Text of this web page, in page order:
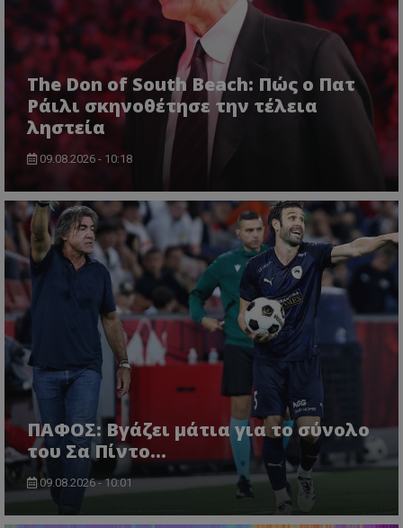
The Don of South Beach: Πώς ο Πατ
Ράιλι σκηνοθέτησε την τέλεια
ληστεία
09.08.2026 - 10:18
ΠΑΦΟΣ: Βγάζει μάτια για το σύνολο
του Σα Πίντο...
09.08.2026 - 10:01